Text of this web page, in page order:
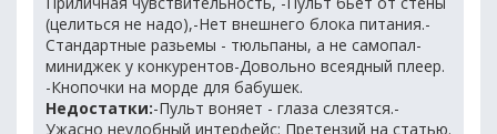
(целиться не надо),-Нет внешнего блока питания.-
Стандартные разьемы - тюльпаны, а не самопал-
миниджек у конкурентов-Довольно всеядный плеер.
-Кнопочки на морде для бабушек.
Недостатки:-Пульт воняет - глаза слезятся.-
Ужасно неудобный интерфейс: Претензий на статью.